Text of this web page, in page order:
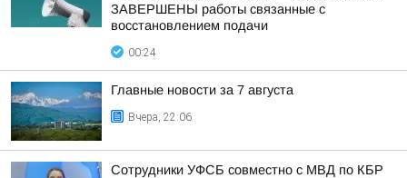
ЗАВЕРШЕНЫ работы связанные с
восстановлением подачи
00:24
Главные новости за 7 августа
Вчера, 22:06
Сотрудники УФСБ совместно с МВД по КБР